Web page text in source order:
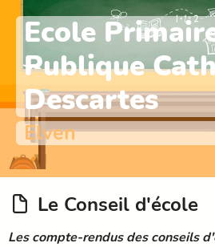
Ecole
Publique
Descartes
Elven
Le Conseil d'école
Les compte-rendus des conseils